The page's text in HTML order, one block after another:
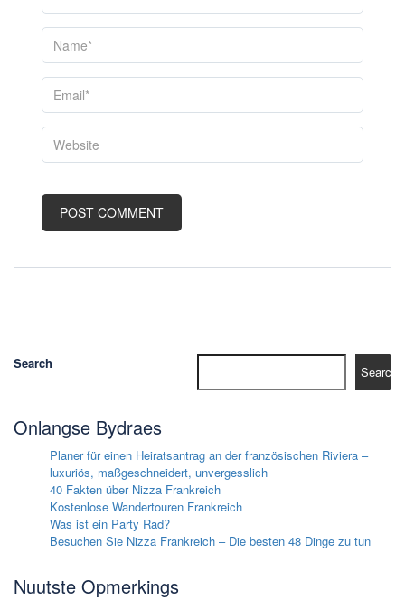
Search
Search
Onlangse Bydraes
Planer für einen Heiratsantrag an der französischen Riviera –
luxuriös, maßgeschneidert, unvergesslich
40 Fakten über Nizza Frankreich
Kostenlose Wandertouren Frankreich
Was ist ein Party Rad?
Besuchen Sie Nizza Frankreich – Die besten 48 Dinge zu tun
Nuutste Opmerkings